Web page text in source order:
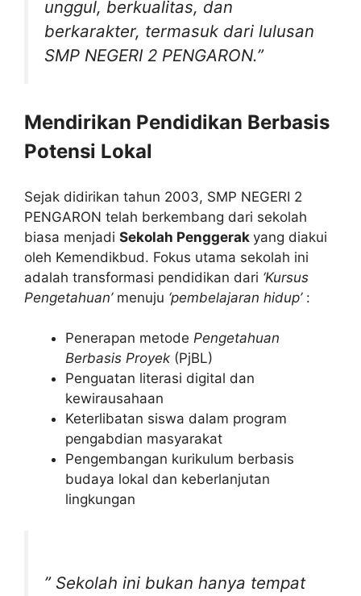
unggul, berkualitas, dan
berkarakter, termasuk dari lulusan
SMP NEGERI 2 PENGARON.”
Mendirikan Pendidikan Berbasis
Potensi Lokal
Sejak didirikan tahun 2003, SMP NEGERI 2
PENGARON telah berkembang dari sekolah
biasa menjadi Sekolah Penggerak yang diakui
oleh Kemendikbud. Fokus utama sekolah ini
adalah transformasi pendidikan dari ‘Kursus
Pengetahuan’ menuju ‘pembelajaran hidup’ :
Penerapan metode Pengetahuan
Berbasis Proyek (PjBL)
Penguatan literasi digital dan
kewirausahaan
Keterlibatan siswa dalam program
pengabdian masyarakat
Pengembangan kurikulum berbasis
budaya lokal dan keberlanjutan
lingkungan
” Sekolah ini bukan hanya tempat